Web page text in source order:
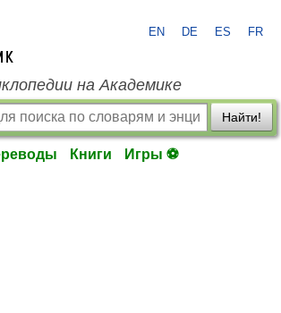
EN DE ES FR
на Академике
Найти!
Книги Игры ⚽